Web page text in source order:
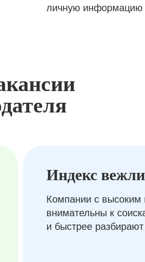
личную информацию
Индекс
Компании с высоким
внимательны к
и быстрее разбирают